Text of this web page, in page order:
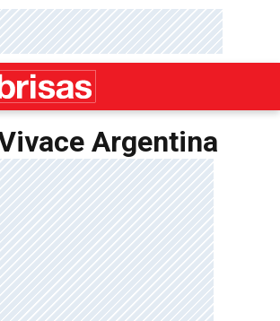
Argentina